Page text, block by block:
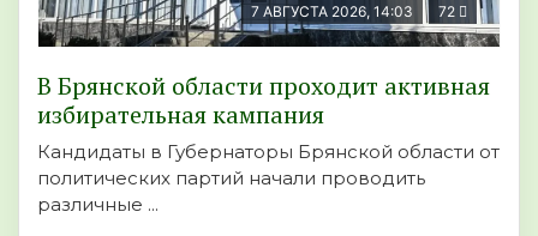
7 АВГУСТА 2026, 14:03 72
В Брянской области проходит активная
избирательная кампания
Кандидаты в Губернаторы Брянской области от
политических партий начали проводить
различные ...